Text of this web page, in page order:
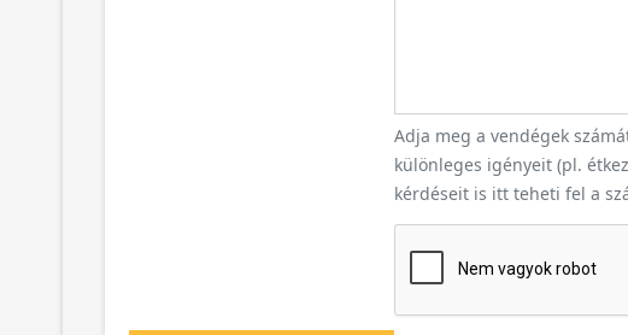
Adja meg a vendégek
különleges igényeit (pl.
kérdéseit is itt teheti fel a